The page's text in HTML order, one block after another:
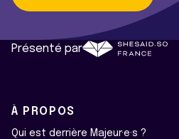
Présenté par
À PROPOS
Qui est derrière Majeur·e·s ?